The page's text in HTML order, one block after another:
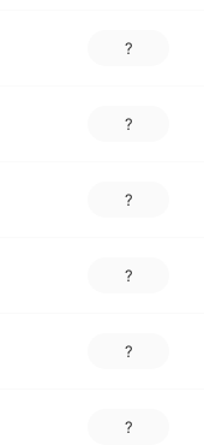
?
?
?
?
?
?